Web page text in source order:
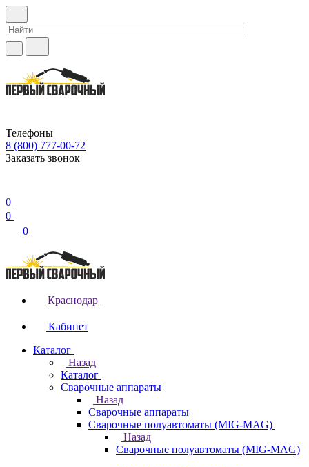
Телефоны
8 (800) 777-00-72
Заказать звонок
0
0
0
Краснодар
Кабинет
Каталог
Назад
Каталог
Сварочные аппараты
Назад
Сварочные аппараты
Сварочные полуавтоматы (MIG-MAG)
Назад
Сварочные полуавтоматы (MIG-MAG)